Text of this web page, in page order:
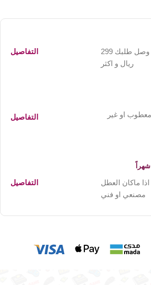
شحن مجاني اذا ما وصل طلبك 299
ريال و اكثر
التفاصيل
او غير
التفاصيل
اذا ماكان العطل
مصنعي او فني
التفاصيل